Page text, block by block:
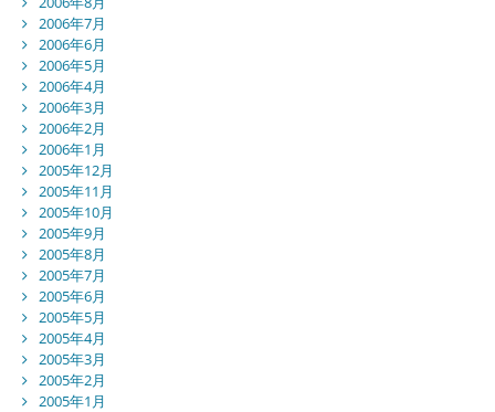
2006年7月
2006年6月
2006年5月
2006年4月
2006年3月
2006年2月
2006年1月
2005年12月
2005年11月
2005年10月
2005年9月
2005年8月
2005年7月
2005年6月
2005年5月
2005年4月
2005年3月
2005年2月
2005年1月